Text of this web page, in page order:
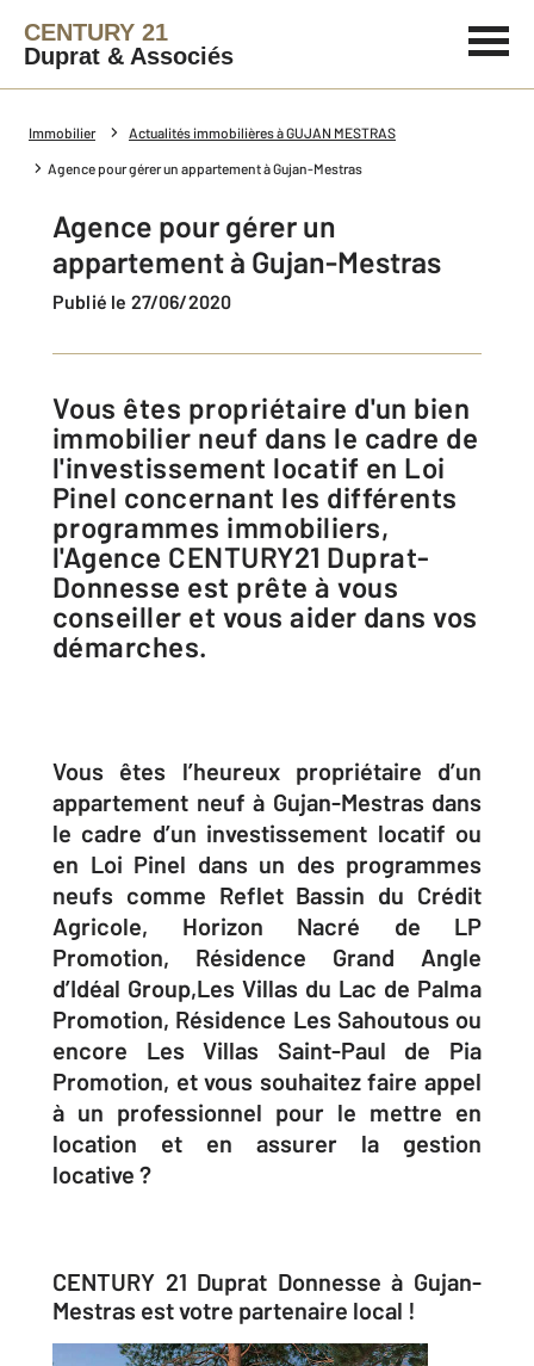
CENTURY 21
Duprat & Associés
Immobilier Actualités immobilières à GUJAN MESTRAS
Agence pour gérer un appartement à Gujan-Mestras
Agence pour gérer un
appartement à Gujan-Mestras
Publié le 27/06/2020
Vous êtes propriétaire d'un bien
immobilier neuf dans le cadre de
l'investissement locatif en Loi
Pinel concernant les différents
programmes immobiliers,
l'Agence CENTURY21 Duprat-
Donnesse est prête à vous
conseiller et vous aider dans vos
démarches.
Vous êtes l’heureux propriétaire d’un
appartement neuf à Gujan-Mestras dans
le cadre d’un investissement locatif ou
en Loi Pinel dans un des programmes
neufs comme Reflet Bassin du Crédit
Agricole, Horizon Nacré de LP
Promotion, Résidence Grand Angle
d’Idéal Group,Les Villas du Lac de Palma
Promotion, Résidence Les Sahoutous ou
encore Les Villas Saint-Paul de Pia
Promotion, et vous souhaitez faire appel
à un professionnel pour le mettre en
location et en assurer la gestion
locative ?
CENTURY 21 Duprat Donnesse à Gujan-
Mestras est votre partenaire local !